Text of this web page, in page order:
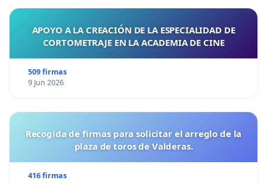
APOYO A LA CREACIÓN DE LA ESPECIALIDAD DE
CORTOMETRAJE EN LA ACADEMIA DE CINE
509 firmas
9 Jun 2026
Recogida de firmas para solicitar el arreglo de la
plaza de toros de Valderas.
416 firmas